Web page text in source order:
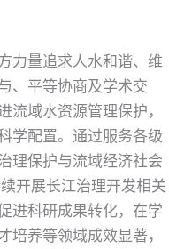
力量追求人水和谐、维
、平等协商及学术交
域水资源管理保护，
学配置。通过服务各级
理保护与流域经济社会
开展长江治理开发相关
进科研成果转化，在学
养等领域成效显著，